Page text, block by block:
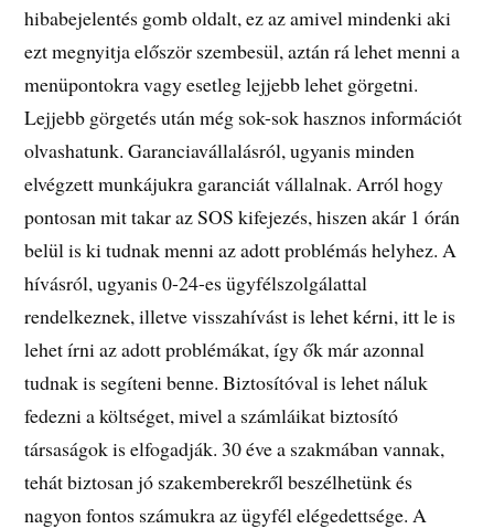
hibabejelentés gomb oldalt, ez az amivel mindenki aki
ezt megnyitja először szembesül, aztán rá lehet menni a
menüpontokra vagy esetleg lejjebb lehet görgetni.
Lejjebb görgetés után még sok-sok hasznos információt
olvashatunk. Garanciavállalásról, ugyanis minden
elvégzett munkájukra garanciát vállalnak. Arról hogy
pontosan mit takar az SOS kifejezés, hiszen akár 1 órán
belül is ki tudnak menni az adott problémás helyhez. A
hívásról, ugyanis 0-24-es ügyfélszolgálattal
rendelkeznek, illetve visszahívást is lehet kérni, itt le is
lehet írni az adott problémákat, így ők már azonnal
tudnak is segíteni benne. Biztosítóval is lehet náluk
fedezni a költséget, mivel a számláikat biztosító
társaságok is elfogadják. 30 éve a szakmában vannak,
tehát biztosan jó szakemberekről beszélhetünk és
nagyon fontos számukra az ügyfél elégedettsége. A